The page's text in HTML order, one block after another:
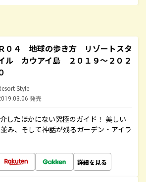
０４ 地球の歩き方 リゾートスタ
ル カウアイ島 ２０１９～２０２
Style
発売
したほかにない究極のガイド！ 美しい
み、そして神話が残るガーデン・アイラ
詳細を見る